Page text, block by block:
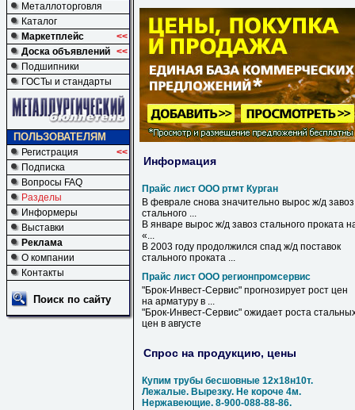
Металлоторговля
Каталог
Маркетплейс
<<
Доска объявлений <<
Подшипники
ГОСТы и стандарты
ПОЛЬЗОВАТЕЛЯМ
Регистрация
<<
Подписка
Вопросы FAQ
Разделы
Информеры
Выставки
Реклама
О компании
Контакты
Поиск по сайту
Информация
Прайс лист ООО ртмт Курган
В феврале снова значительно вырос ж/д завоз
стального ...
В январе вырос ж/д завоз стального проката
«...
В 2003 году продолжился спад ж/д поставок
стального проката ...
Прайс лист ООО регионпромсервис
"Брок-Инвест-Сервис" прогнозирует рост цен
на арматуру в ...
"Брок-Инвест-Сервис" ожидает роста
цен в августе
Спрос на продукцию, цены
Купим трубы бесшовные 12х18н10т.
Лежалые. Вырезку. Не короче 4м.
Нержавеющие. 8-900-088-88-86.